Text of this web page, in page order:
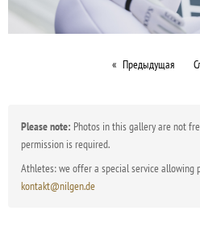
Предыдущая
Please note: Photos in this gallery are not
permission is required.
Athletes: we offer a special service allowing
kontakt@nilgen.de